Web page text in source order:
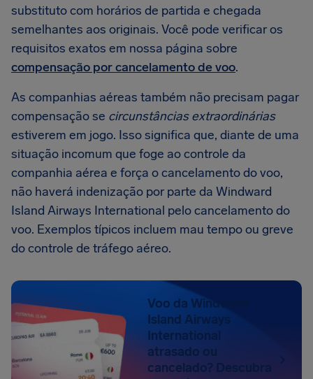
substituto com horários de partida e chegada
semelhantes aos originais. Você pode verificar os
requisitos exatos em nossa página sobre
compensação por cancelamento de voo.
As companhias aéreas também não precisam pagar
compensação se circunstâncias extraordinárias
estiverem em jogo. Isso significa que, diante de uma
situação incomum que foge ao controle da
companhia aérea e força o cancelamento do voo,
não haverá indenização por parte da Windward
Island Airways International pelo cancelamento do
voo. Exemplos típicos incluem mau tempo ou greve
do controle de tráfego aéreo.
Voo da Windward
Island Airways
International
atrasado ou
cancelado? Descubra